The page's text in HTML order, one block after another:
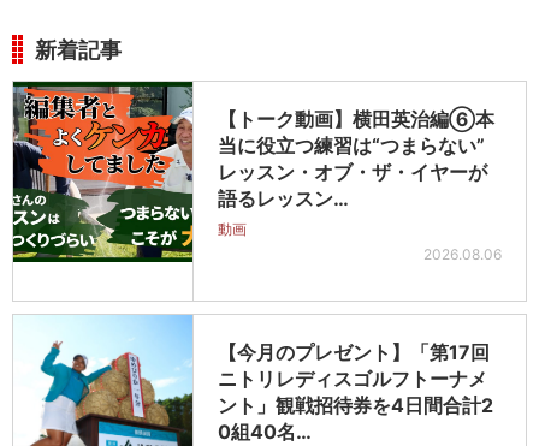
新着記事
【トーク動画】横田英治編⑥本
当に役立つ練習は“つまらない”
レッスン・オブ・ザ・イヤーが
語るレッスン…
動画
2026.08.06
【今月のプレゼント】「第17回
ニトリレディスゴルフトーナメ
ント」観戦招待券を4日間合計2
0組40名…